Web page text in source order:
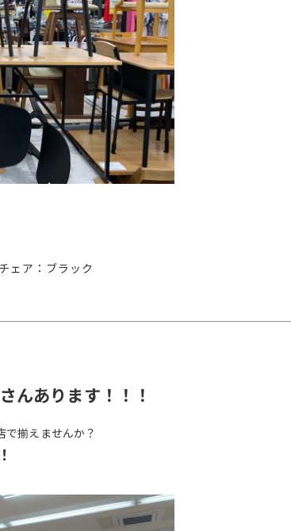
ア：ブラック
んあります！！！
揃えませんか？